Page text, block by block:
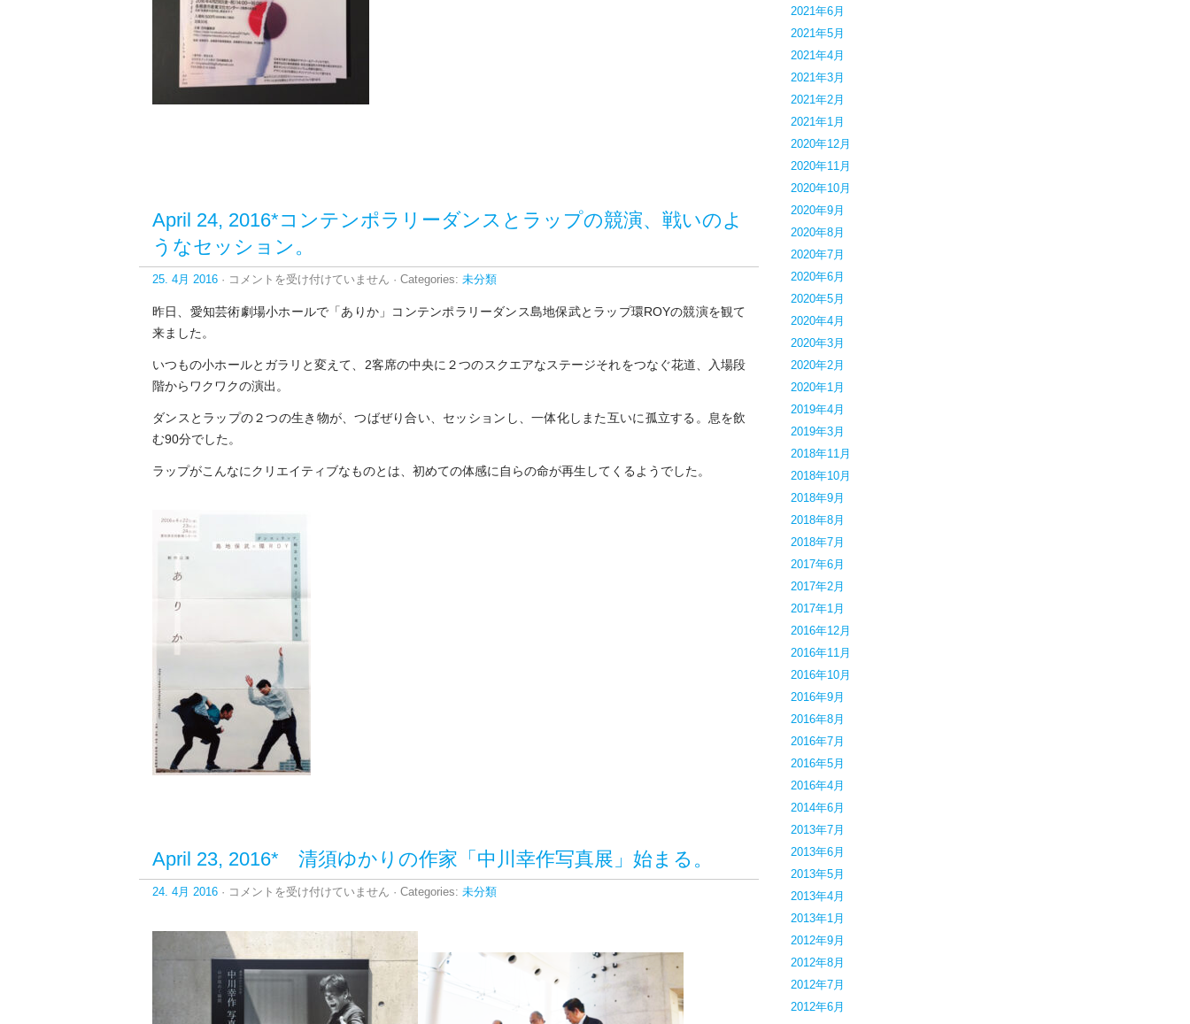
April 24, 2016*コンテンポラリーダンスとラップの競演、戦いのよ
うなセッション。
25. 4月 2016 · April
2016*
コ
ン
ポ
リ
ダ
ス
プ
セ
ッ
ン。
コメントを受け付けていません · Categories: 未分類
昨日、愛知芸術劇場小ホールで「ありか」コンテンポラリーダンス島地保武とラップ環ROYの競演を観て
来ました。
いつもの小ホールとガラリと変えて、2客席の中央に２つのスクエアなステージそれをつなぐ花道、入場段
階からワクワクの演出。
ダンスとラップの２つの生き物が、つばぜり合い、セッションし、一体化しまた互いに孤立する。息を飲
む90分でした。
ラップがこんなにクリエイティブなものとは、初めての体感に自らの命が再生してくるようでした。
April 23, 2016* 清須ゆかりの作家「中川幸作写真展」始まる。
24. 4月 2016 · April
清
須
ゆ
か
り
の
コメントを受け付けていません · Categories: 未分類
2021年6月
2021年5月
2021年4月
2021年3月
2021年2月
2021年1月
2020年12月
2020年11月
2020年10月
2020年9月
2020年8月
2020年7月
2020年6月
2020年5月
2020年4月
2020年3月
2020年2月
2020年1月
2019年4月
2019年3月
2018年11月
2018年10月
2018年9月
2018年8月
2018年7月
2017年6月
2017年2月
2017年1月
2016年12月
2016年11月
2016年10月
2016年9月
2016年8月
2016年7月
2016年5月
2016年4月
2014年6月
2013年7月
2013年6月
2013年5月
2013年4月
2013年1月
2012年9月
2012年8月
2012年7月
2012年6月